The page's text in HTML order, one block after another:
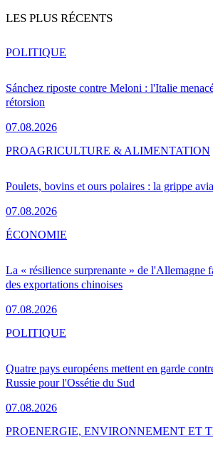
LES PLUS RÉCENTS
Sánchez riposte contre Meloni : l'Italie
rétorsion
07.08.2026
POLITIQUE
Poulets, bovins et ours polaires : la grippe
07.08.2026
PROAGRICULTURE & ALIMENTATION
La « résilience surprenante » de l'Allemagne
des exportations chinoises
07.08.2026
ÉCONOMIE
Quatre pays européens mettent en garde
Russie pour l'Ossétie du Sud
07.08.2026
POLITIQUE
PROENERGIE, ENVIRONNEMENT ET